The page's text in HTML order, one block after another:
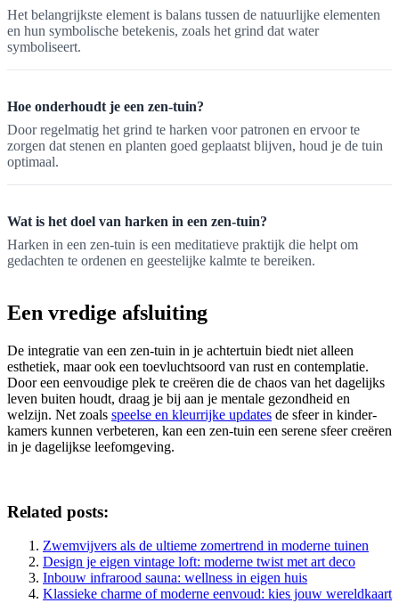
Het belangrijkste element is balans tussen de natuurlijke elementen
en hun symbolische betekenis, zoals het grind dat water
symboliseert.
Hoe onderhoudt je een zen-tuin?
Door regelmatig het grind te harken voor patronen en ervoor te
zorgen dat stenen en planten goed geplaatst blijven, houd je de tuin
optimaal.
Wat is het doel van harken in een zen-tuin?
Harken in een zen-tuin is een meditatieve praktijk die helpt om
gedachten te ordenen en geestelijke kalmte te bereiken.
Een vredige afsluiting
De integratie van een zen-tuin in je achtertuin biedt niet alleen
esthetiek, maar ook een toevluchtsoord van rust en contemplatie.
Door een eenvoudige plek te creëren die de chaos van het dagelijks
leven buiten houdt, draag je bij aan je mentale gezondheid en
welzijn. Net zoals speelse en kleurrijke updates de sfeer in kinder-
kamers kunnen verbeteren, kan een zen-tuin een serene sfeer creëren
in je dagelijkse leefomgeving.
Related posts:
Zwemvijvers als de ultieme zomertrend in moderne tuinen
Design je eigen vintage loft: moderne twist met art deco
Inbouw infrarood sauna: wellness in eigen huis
Klassieke charme of moderne eenvoud: kies jouw wereldkaart